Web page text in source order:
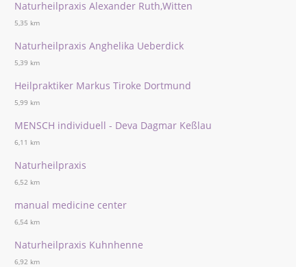
Naturheilpraxis Alexander Ruth,Witten
5,35 km
Naturheilpraxis Anghelika Ueberdick
5,39 km
Heilpraktiker Markus Tiroke Dortmund
5,99 km
MENSCH individuell - Deva Dagmar Keßlau
6,11 km
Naturheilpraxis
6,52 km
manual medicine center
6,54 km
Naturheilpraxis Kuhnhenne
6,92 km